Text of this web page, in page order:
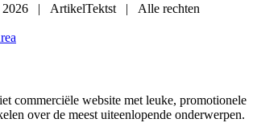
2026 | ArtikelTektst | Alle rechten
commerciële website met leuke, promotionele
over de meest uiteenlopende onderwerpen.